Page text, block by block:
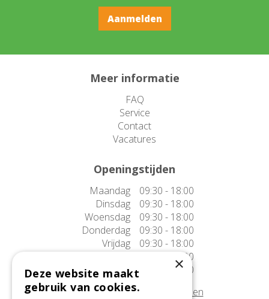
Meer informatie
FAQ
Service
Contact
Vacatures
Openingstijden
Maandag
09:30 - 18:00
Dinsdag
09:30 - 18:00
Woensdag
09:30 - 18:00
Donderdag
09:30 - 18:00
Vrijdag
09:30 - 18:00
Zaterdag
09:30 - 17:00
Zondag
10:00 - 17:00
Afwijkende openingstijden tonen
×
Deze website maakt
gebruik van cookies.